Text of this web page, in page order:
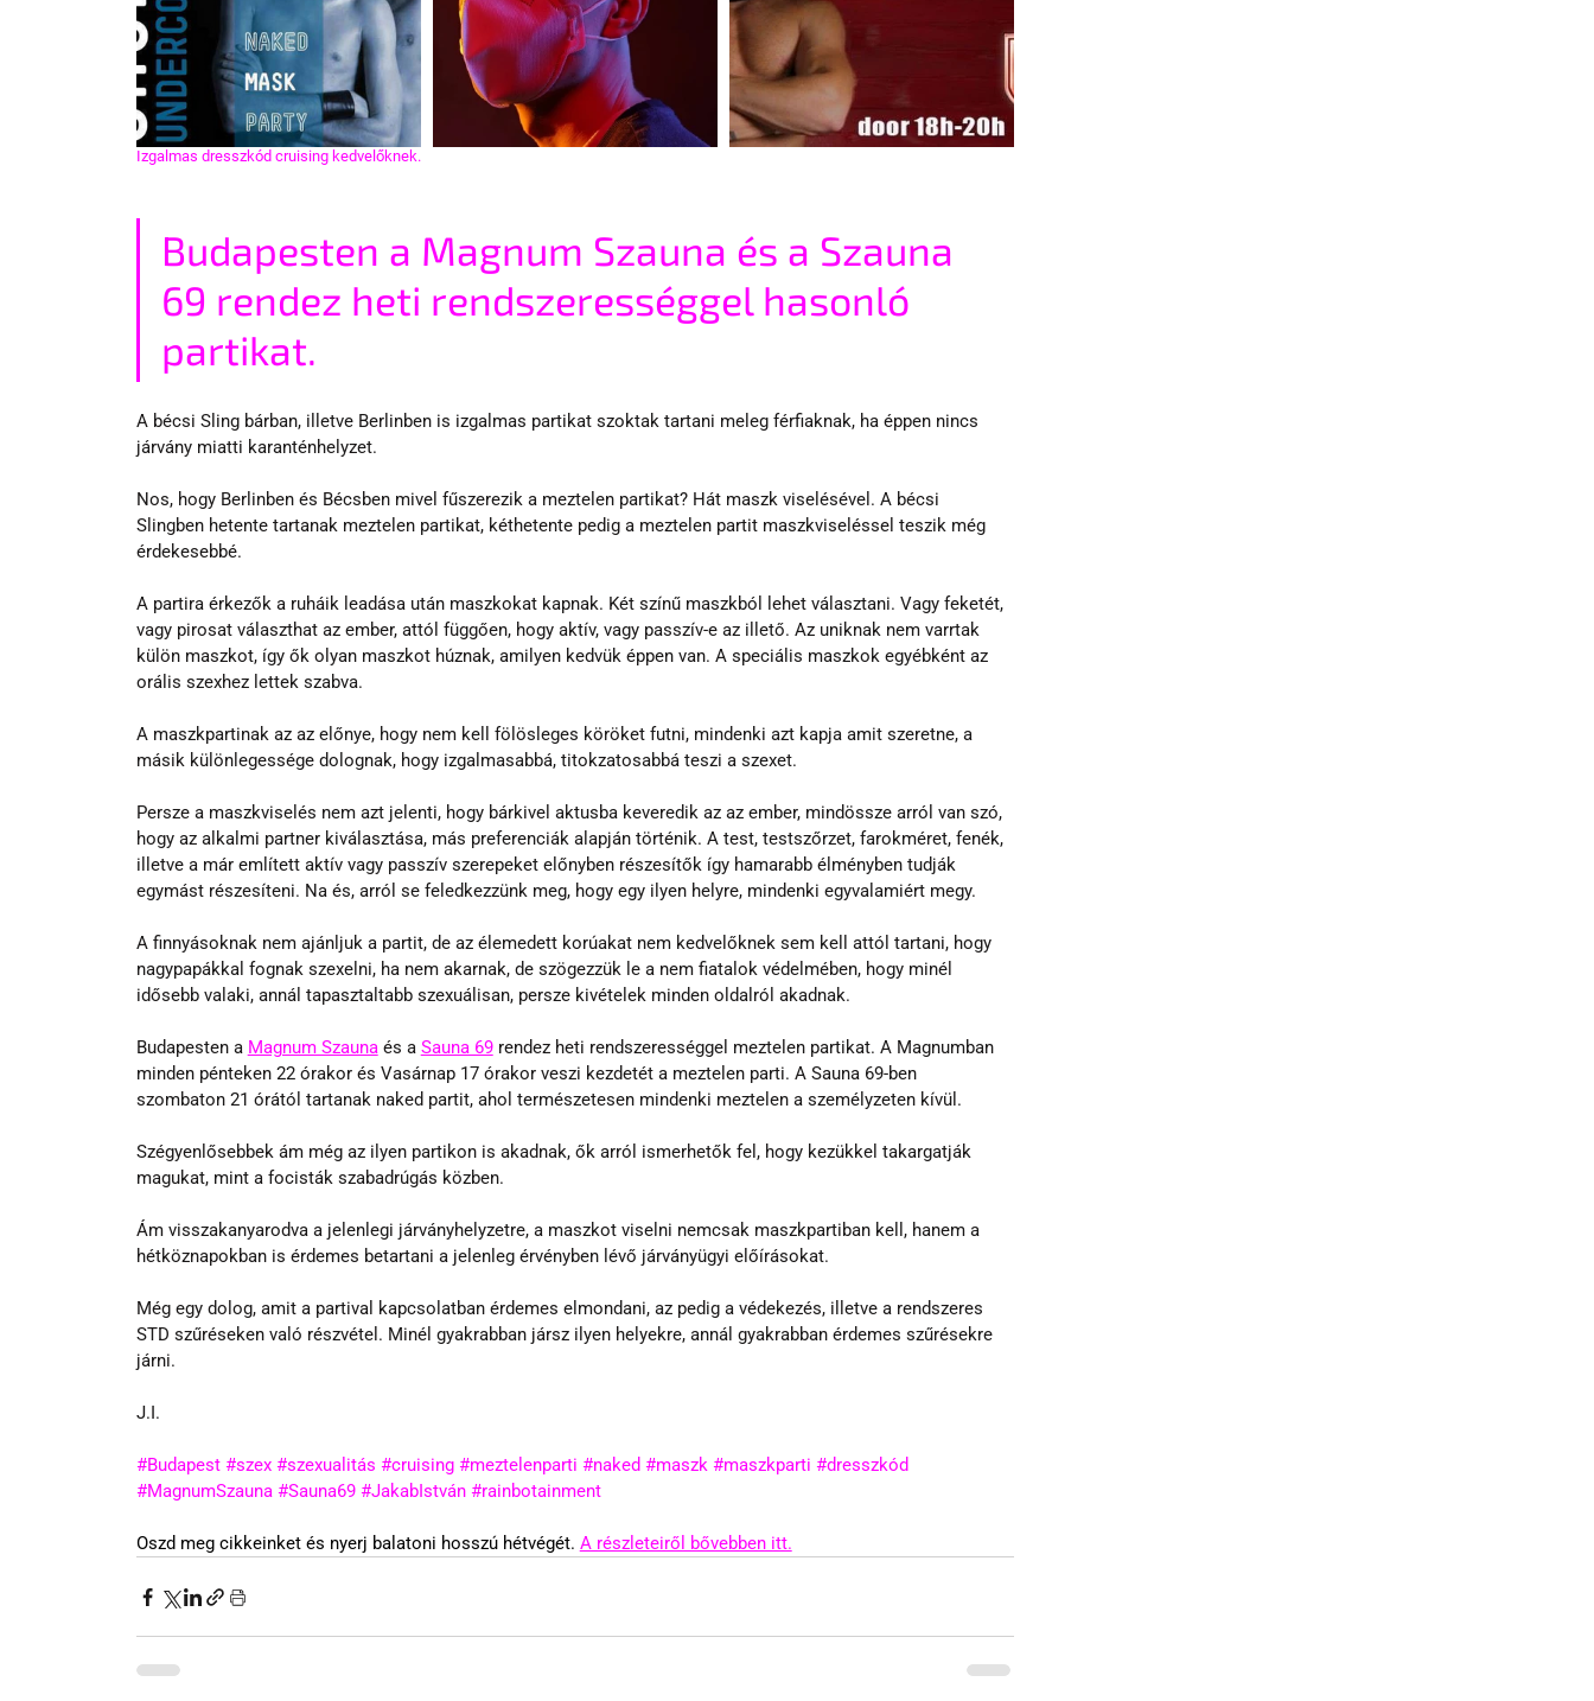
Izgalmas dresszkód cruising kedvelőknek.
Budapesten a Magnum Szauna és a Szauna
69 rendez heti rendszerességgel hasonló
partikat.
A bécsi Sling bárban, illetve Berlinben is izgalmas partikat szoktak tartani meleg férfiaknak, ha éppen nincs
járvány miatti karanténhelyzet.
Nos, hogy Berlinben és Bécsben mivel fűszerezik a meztelen partikat? Hát maszk viselésével. A bécsi
Slingben hetente tartanak meztelen partikat, kéthetente pedig a meztelen partit maszkviseléssel teszik még
érdekesebbé.
A partira érkezők a ruháik leadása után maszkokat kapnak. Két színű maszkból lehet választani. Vagy feketét,
vagy pirosat választhat az ember, attól függően, hogy aktív, vagy passzív-e az illető. Az uniknak nem varrtak
külön maszkot, így ők olyan maszkot húznak, amilyen kedvük éppen van. A speciális maszkok egyébként az
orális szexhez lettek szabva.
A maszkpartinak az az előnye, hogy nem kell fölösleges köröket futni, mindenki azt kapja amit szeretne, a
másik különlegessége dolognak, hogy izgalmasabbá, titokzatosabbá teszi a szexet.
Persze a maszkviselés nem azt jelenti, hogy bárkivel aktusba keveredik az az ember, mindössze arról van szó,
hogy az alkalmi partner kiválasztása, más preferenciák alapján történik. A test, testszőrzet, farokméret, fenék,
illetve a már említett aktív vagy passzív szerepeket előnyben részesítők így hamarabb élményben tudják
egymást részesíteni. Na és, arról se feledkezzünk meg, hogy egy ilyen helyre, mindenki egyvalamiért megy.
A finnyásoknak nem ajánljuk a partit, de az élemedett korúakat nem kedvelőknek sem kell attól tartani, hogy
nagypapákkal fognak szexelni, ha nem akarnak, de szögezzük le a nem fiatalok védelmében, hogy minél
idősebb valaki, annál tapasztaltabb szexuálisan, persze kivételek minden oldalról akadnak.
Budapesten a Magnum Szauna és a Sauna 69 rendez heti rendszerességgel meztelen partikat. A Magnumban
minden pénteken 22 órakor és Vasárnap 17 órakor veszi kezdetét a meztelen parti. A Sauna 69-ben
szombaton 21 órától tartanak naked partit, ahol természetesen mindenki meztelen a személyzeten kívül.
Szégyenlősebbek ám még az ilyen partikon is akadnak, ők arról ismerhetők fel, hogy kezükkel takargatják
magukat, mint a focisták szabadrúgás közben.
Ám visszakanyarodva a jelenlegi járványhelyzetre, a maszkot viselni nemcsak maszkpartiban kell, hanem a
hétköznapokban is érdemes betartani a jelenleg érvényben lévő járványügyi előírásokat.
Még egy dolog, amit a partival kapcsolatban érdemes elmondani, az pedig a védekezés, illetve a rendszeres
STD szűréseken való részvétel. Minél gyakrabban jársz ilyen helyekre, annál gyakrabban érdemes szűrésekre
járni.
J.I.
#Budapest #szex #szexualitás #cruising #meztelenparti #naked #maszk #maszkparti #dresszkód
#MagnumSzauna #Sauna69 #JakabIstván #rainbotainment
Oszd meg cikkeinket és nyerj balatoni hosszú hétvégét. A részleteiről bővebben itt.